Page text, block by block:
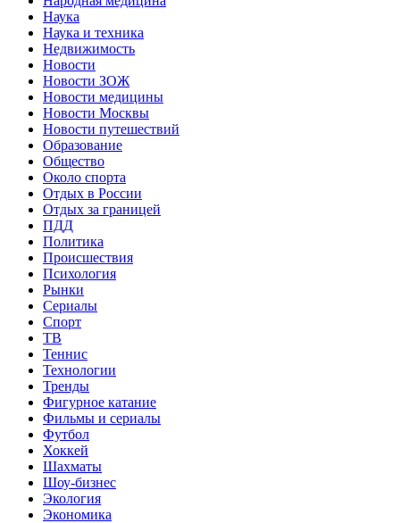
Наука
Наука и техника
Недвижимость
Новости
Новости ЗОЖ
Новости медицины
Новости Москвы
Новости путешествий
Образование
Общество
Около спорта
Отдых в России
Отдых за границей
ПДД
Политика
Происшествия
Психология
Рынки
Сериалы
Спорт
ТВ
Теннис
Технологии
Тренды
Фигурное катание
Фильмы и сериалы
Футбол
Хоккей
Шахматы
Шоу-бизнес
Экология
Экономика